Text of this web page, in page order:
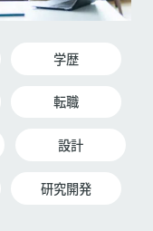
学歴
転職
設計
研究開発